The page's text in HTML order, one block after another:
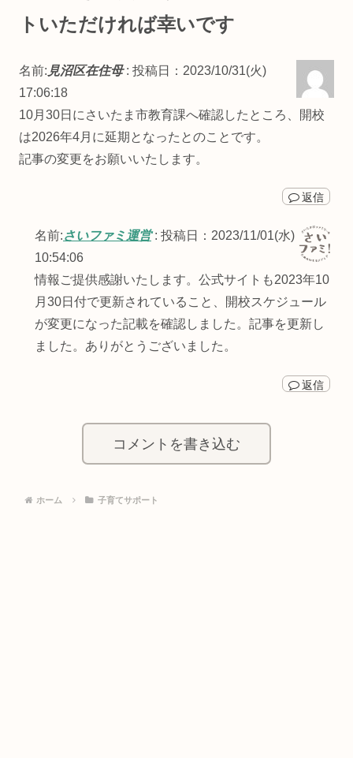
トいただければ幸いです
名前: 見沼区在住母: 投稿日：2023/10/31(火)
17:06:18
10月30日にさいたま市教育課へ確認したところ、開校
は2026年4月に延期となったとのことです。
記事の変更をお願いいたします。
返信
名前:さいファミ運営: 投稿日：2023/11/01(水)
10:54:06
情報ご提供感謝いたします。公式サイトも2023年10
月30日付で更新されていること、開校スケジュール
が変更になった記載を確認しました。記事を更新し
ました。ありがとうございました。
返信
コメントを書き込む
ホーム 子育てサポート